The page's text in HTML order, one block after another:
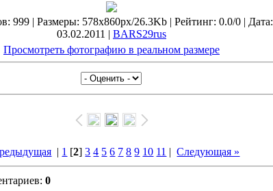
999 | Размеры: 578x860px/26.3Kb | Рейтинг: 0.0/0 | Дата:
03.02.2011 | BARS29rus
Просмотреть фотографию в реальном размере
| 1 [2]3 4 5 6 7 8 9 10 11 |Следующая »
0